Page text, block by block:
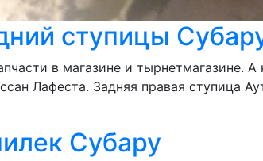
ступицы
в магазине и тырнетмагазине.
Лафеста. Задняя правая ступица
Субару